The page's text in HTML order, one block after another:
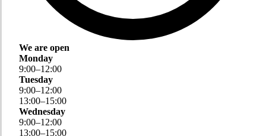
We are open
Monday
9:00–12:00
Tuesday
9:00–12:00
13:00–15:00
Wednesday
9:00–12:00
13:00–15:00